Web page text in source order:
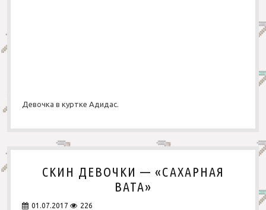
Девочка в куртке Адидас.
СКИН ДЕВОЧКИ — «САХАРНАЯ
ВАТА»
01.07.2017 226